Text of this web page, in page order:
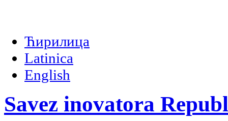
Ћирилица
Latinica
English
Savez inovatora